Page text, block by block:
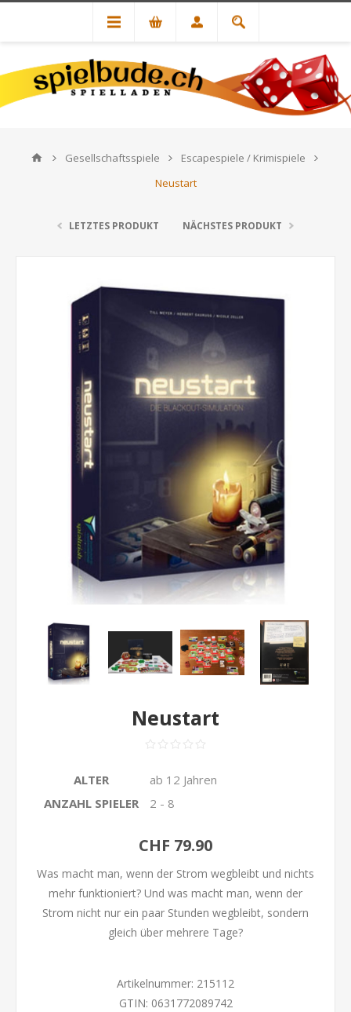
Gesellschaftsspiele
Escapespiele / Krimispiele
Neustart
LETZTES PRODUKT NÄCHSTES PRODUKT
Neustart
ALTER
ab 12 Jahren
ANZAHL SPIELER
2 - 8
CHF 79.90
Was macht man, wenn der Strom wegbleibt und nichts
mehr funktioniert? Und was macht man, wenn der
Strom nicht nur ein paar Stunden wegbleibt, sondern
gleich über mehrere Tage?
Artikelnummer: 215112
GTIN: 0631772089742